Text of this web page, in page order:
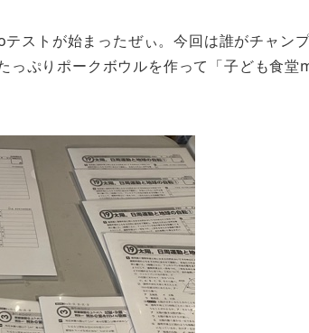
ストが始まったぜぃ。今回は誰がチャン
っぷりポークボウルを作って「子ども食